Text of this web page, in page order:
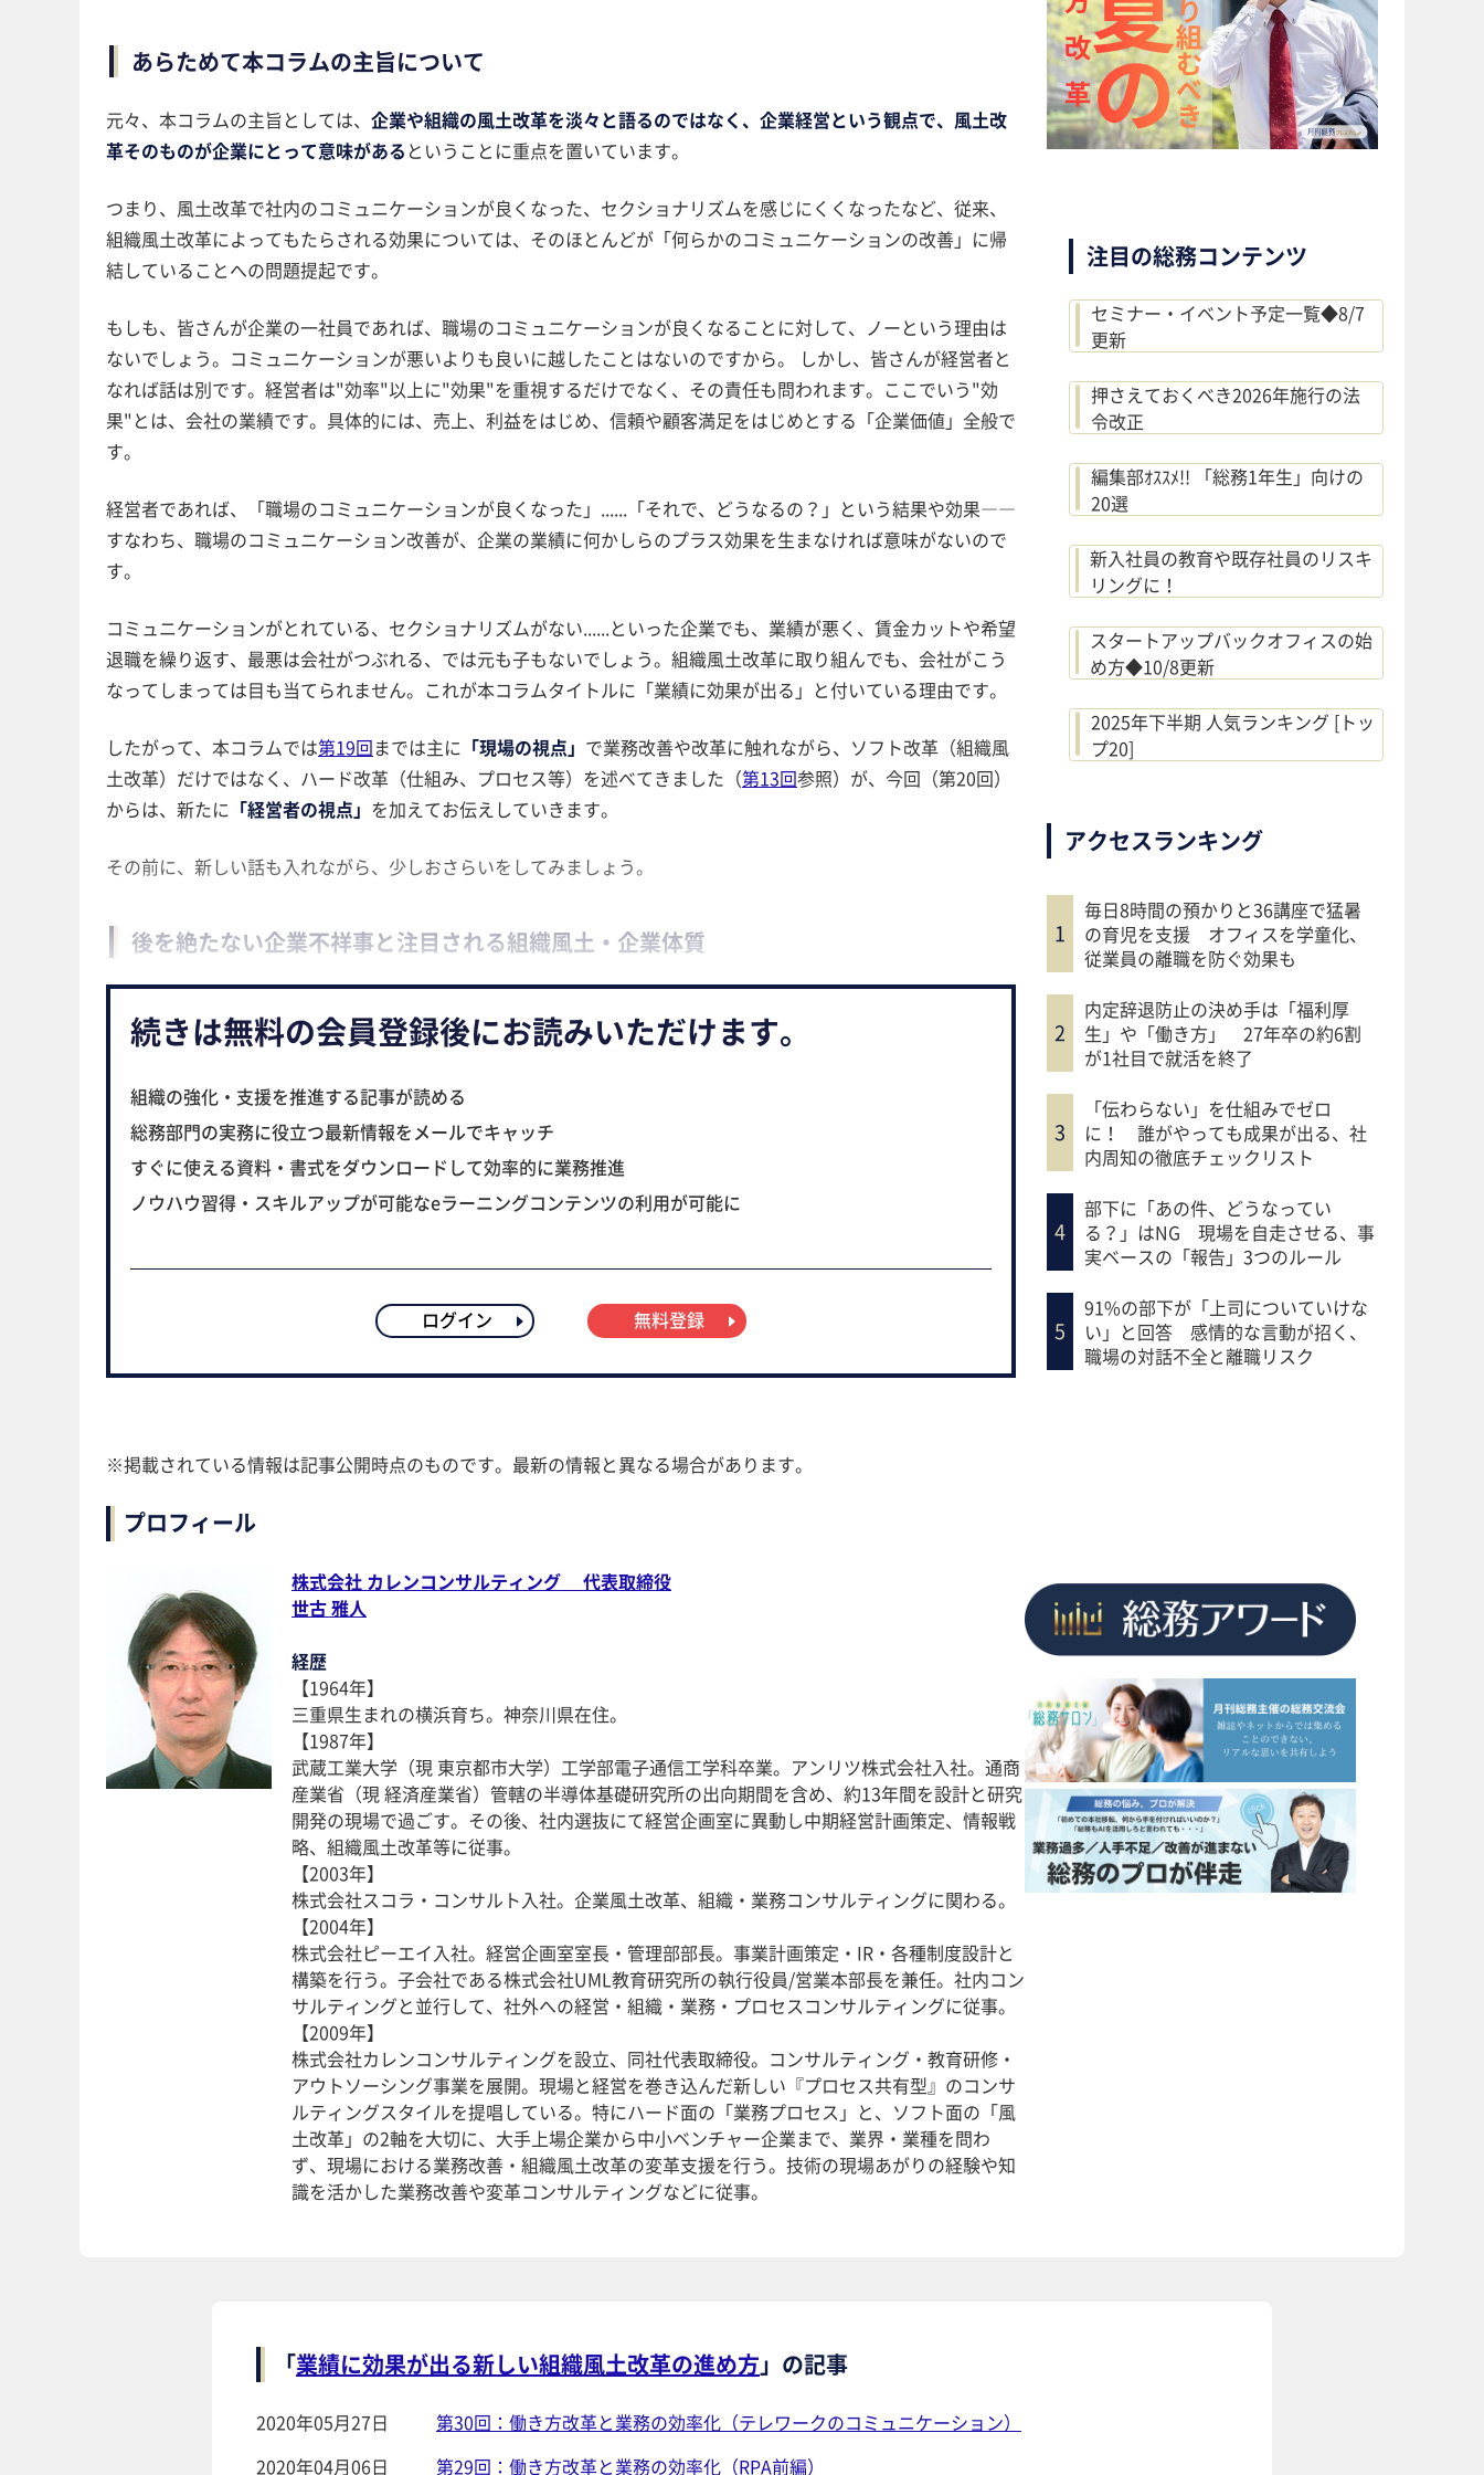
注目の総務コンテンツ
セミナー・イベント予定一覧◆8/7
更新
押さえておくべき2026年施行の法
令改正
編集部ｵｽｽﾒ!! 「総務1年生」向けの
20選
新入社員の教育や既存社員のリスキ
リングに！
スタートアップバックオフィスの始
め方◆10/8更新
2025年下半期 人気ランキング [トッ
プ20]
アクセスランキング
毎日8時間の預かりと36講座で猛暑
の育児を支援 オフィスを学童化、
従業員の離職を防ぐ効果も
内定辞退防止の決め手は「福利厚
生」や「働き方」 27年卒の約6割
が1社目で就活を終了
「伝わらない」を仕組みでゼロ
に！ 誰がやっても成果が出る、社
内周知の徹底チェックリスト
部下に「あの件、どうなってい
る？」はNG 現場を自走させる、事
実ベースの「報告」3つのルール
91%の部下が「上司についていけな
い」と回答 感情的な言動が招く、
職場の対話不全と離職リスク
あらためて本コラムの主旨について
元々、本コラムの主旨としては、 企業や組織の風土改革を淡々と語るのではなく、企業経営という観点で、風土改
革そのものが企業にとって意味がある ということに重点を置いています。
つまり、風土改革で社内のコミュニケーションが良くなった、セクショナリズムを感じにくくなったなど、従来、
組織風土改革によってもたらされる効果については、そのほとんどが「何らかのコミュニケーションの改善」に帰
結していることへの問題提起です。
もしも、皆さんが企業の一社員であれば、職場のコミュニケーションが良くなることに対して、ノーという理由は
ないでしょう。コミュニケーションが悪いよりも良いに越したことはないのですから。 しかし、皆さんが経営者と
なれば話は別です。経営者は"効率"以上に"効果"を重視するだけでなく、その責任も問われます。ここでいう"効
果"とは、会社の業績です。具体的には、売上、利益をはじめ、信頼や顧客満足をはじめとする「企業価値」全般で
す。
経営者であれば、「職場のコミュニケーションが良くなった」......「それで、どうなるの？」という結果や効果――
すなわち、職場のコミュニケーション改善が、企業の業績に何かしらのプラス効果を生まなければ意味がないので
す。
コミュニケーションがとれている、セクショナリズムがない......といった企業でも、業績が悪く、賃金カットや希望
退職を繰り返す、最悪は会社がつぶれる、では元も子もないでしょう。組織風土改革に取り組んでも、会社がこう
なってしまっては目も当てられません。これが本コラムタイトルに「業績に効果が出る」と付いている理由です。
したがって、本コラムでは第19回までは主に 「現場の視点」 で業務改善や改革に触れながら、ソフト改革（組織風
土改革）だけではなく、ハード改革（仕組み、プロセス等）を述べてきました（第13回参照）が、今回（第20回）
からは、新たに 「経営者の視点」 を加えてお伝えしていきます。
その前に、新しい話も入れながら、少しおさらいをしてみましょう。
後を絶たない企業不祥事と注目される組織風土・企業体質
続きは無料の会員登録後にお読みいただけます。
組織の強化・支援を推進する記事が読める
総務部門の実務に役立つ最新情報をメールでキャッチ
すぐに使える資料・書式をダウンロードして効率的に業務推進
ノウハウ習得・スキルアップが可能なeラーニングコンテンツの利用が可能に
ログイン 無料登録
※掲載されている情報は記事公開時点のものです。最新の情報と異なる場合があります。
プロフィール
株式会社 カレンコンサルティング 代表取締役
世古 雅人
経歴
【1964年】
三重県生まれの横浜育ち。神奈川県在住。
【1987年】
武蔵工業大学（現 東京都市大学）工学部電子通信工学科卒業。アンリツ株式会社入社。通商
産業省（現 経済産業省）管轄の半導体基礎研究所の出向期間を含め、約13年間を設計と研究
開発の現場で過ごす。その後、社内選抜にて経営企画室に異動し中期経営計画策定、情報戦
略、組織風土改革等に従事。
【2003年】
株式会社スコラ・コンサルト入社。企業風土改革、組織・業務コンサルティングに関わる。
【2004年】
株式会社ピーエイ入社。経営企画室室長・管理部部長。事業計画策定・IR・各種制度設計と
構築を行う。子会社である株式会社UML教育研究所の執行役員/営業本部長を兼任。社内コン
サルティングと並行して、社外への経営・組織・業務・プロセスコンサルティングに従事。
【2009年】
株式会社カレンコンサルティングを設立、同社代表取締役。コンサルティング・教育研修・
アウトソーシング事業を展開。現場と経営を巻き込んだ新しい『プロセス共有型』のコンサ
ルティングスタイルを提唱している。特にハード面の「業務プロセス」と、ソフト面の「風
土改革」の2軸を大切に、大手上場企業から中小ベンチャー企業まで、業界・業種を問わ
ず、現場における業務改善・組織風土改革の変革支援を行う。技術の現場あがりの経験や知
識を活かした業務改善や変革コンサルティングなどに従事。
「業績に効果が出る新しい組織風土改革の進め方」の記事
2020年05月27日
第30回：働き方改革と業務の効率化（テレワークのコミュニケーション）
2020年04月06日
第29回：働き方改革と業務の効率化（RPA前編）